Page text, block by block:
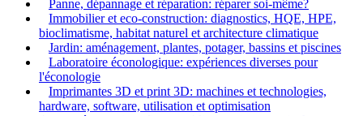
Panne, dépannage et réparation: réparer soi-même?
Immobilier et eco-construction: diagnostics, HQE, HPE,
bioclimatisme, habitat naturel et architecture climatique
Jardin: aménagement, plantes, potager, bassins et piscines
Laboratoire éconologique: expériences diverses pour
l'éconologie
Imprimantes 3D et print 3D: machines et technologies,
hardware, software, utilisation et optimisation